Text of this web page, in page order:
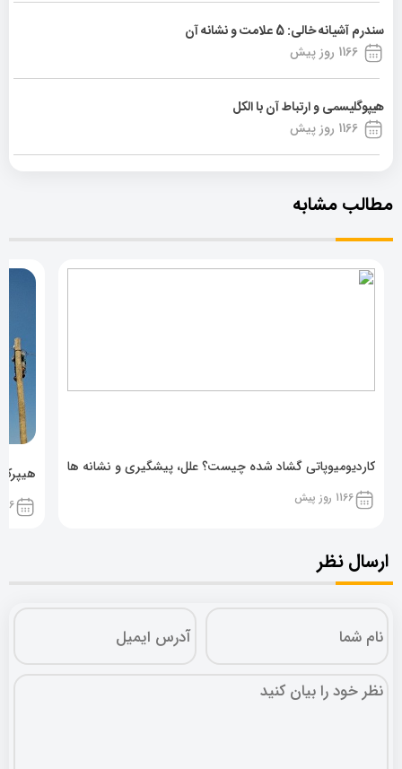
سندرم آشیانه خالی: 5 علامت و نشانه آن
1166 روز پیش
هیپوگلیسمی و ارتباط آن با الکل
1166 روز پیش
مطالب مشابه
کاردیومیوپاتی گشاد شده چیست؟ علل، پیشگیری و نشانه ها
1166 روز پیش 1166
ارسال نظر